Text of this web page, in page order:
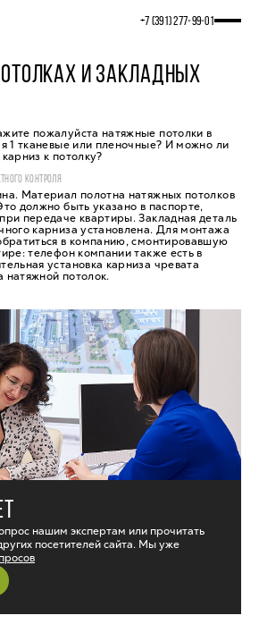
+7 (391) 277‒99‒01
И ЗАКЛАДНЫХ
пожалуйста натяжные потолки в
1 тканевые или пленочные? И можно ли
к потолку?
КОНТРОЛЯ
Материал полотна натяжных потолков
должно быть указано в паспорте,
передаче квартиры. Закладная деталь
карниза установлена. Для монтажа
в компанию, смонтировавшую
телефон компании также есть в
установка карниза чревата
потолок.
нашим экспертам или прочитать
посетителей сайта. Мы уже